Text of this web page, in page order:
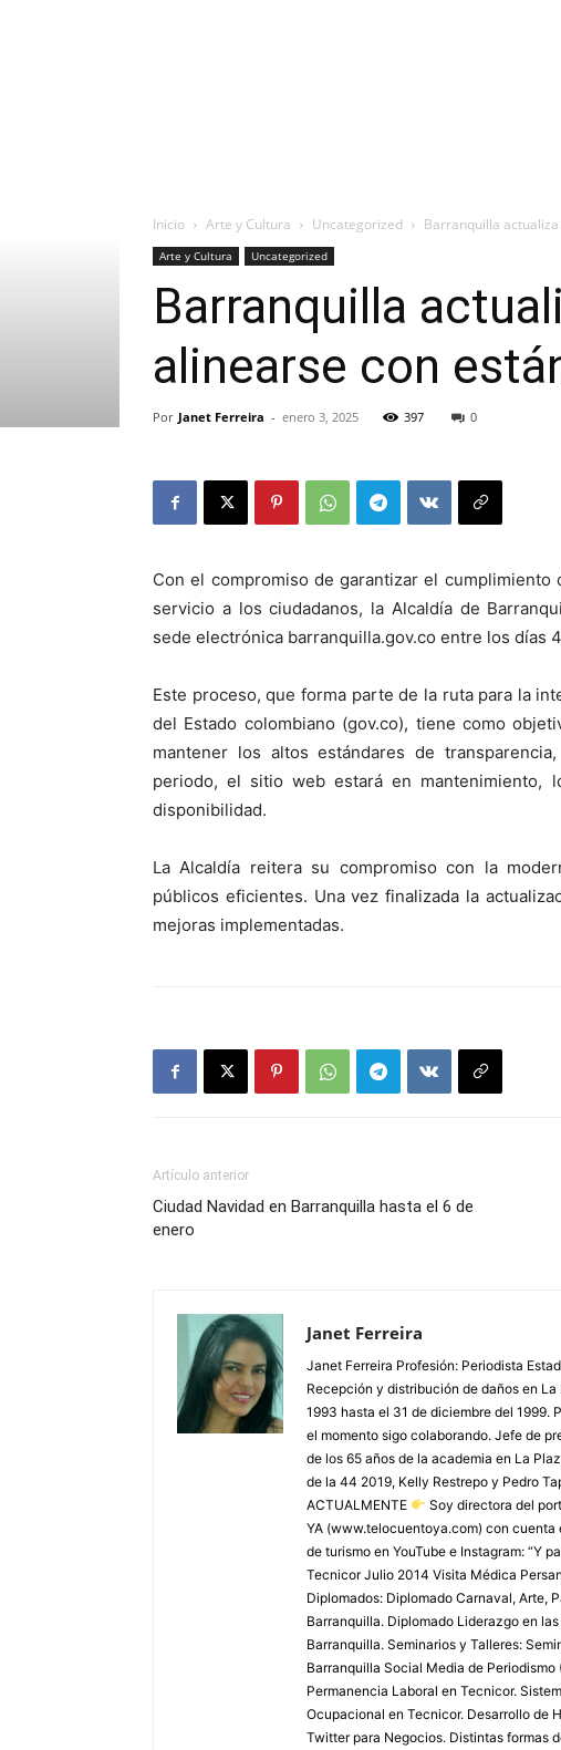
Inicio Arte y Cultura Uncategorized Barranquilla
Arte y Cultura Uncategorized
Barranquilla
alinearse con
Por Janet Ferreira - enero 3, 2025 397 0
Con el compromiso de garantizar el
servicio a los ciudadanos, la Alcaldía de
sede electrónica barranquilla.gov.co entre los días
Este proceso, que forma parte de la ruta para la
del Estado colombiano (gov.co), tiene como
mantener los altos estándares de
periodo, el sitio web estará en mantenimiento,
disponibilidad.
La Alcaldía reitera su compromiso con la
públicos eficientes. Una vez finalizada la
mejoras implementadas.
Artículo anterior
Ciudad Navidad en Barranquilla hasta el 6 de
enero
Janet Ferreira
Janet Ferreira Profesión: Periodista
Recepción y distribución de daños en
1993 hasta el 31 de diciembre del 1999.
el momento sigo colaborando. Jefe de
de los 65 años de la academia en La
de la 44 2019, Kelly Restrepo y Pedro
ACTUALMENTE
Soy directora del
YA (www.telocuentoya.com) con cuenta
de turismo en YouTube e Instagram: “Y
Tecnicor Julio 2014 Visita Médica
Diplomados: Diplomado Carnaval, Arte,
Barranquilla. Diplomado Liderazgo en
Barranquilla. Seminarios y Talleres:
Barranquilla Social Media de
Permanencia Laboral en Tecnicor.
Ocupacional en Tecnicor. Desarrollo de
Twitter para Negocios. Distintas formas